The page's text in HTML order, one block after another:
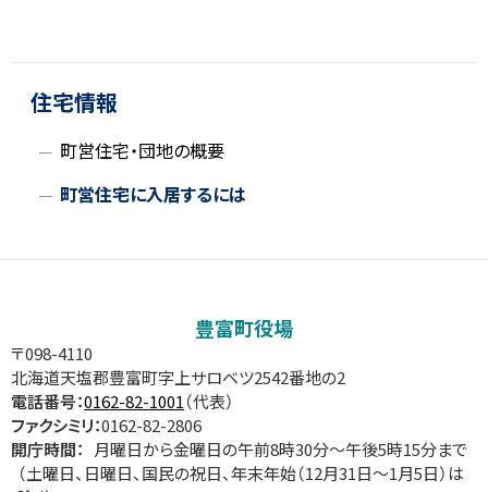
ッ
住宅情報
町営住宅・団地の概要
町営住宅に入居するには
サ
ド
・
メ
豊富町役場
〒098-4110
北海道天塩郡豊富町字上サロベツ2542番地の2
電話番号：0162-82-1001（代表）
ファクシミリ：0162-82-2806
開庁時間：
月曜日から金曜日の午前8時30分～午後5時15分まで
（土曜日、日曜日、国民の祝日、年末年始（12月31日～1月5日）は